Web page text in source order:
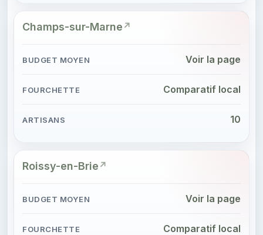
Champs-sur-Marne
Voir la page
Comparatif local
10
Roissy-en-Brie
Voir la page
Comparatif local